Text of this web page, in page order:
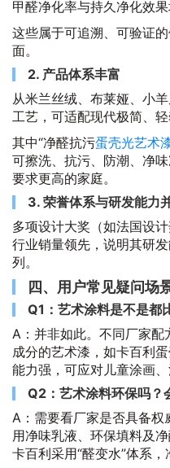
甲醛净化率与持久净化效果
这些属于可追溯、可验证
面。
2. 产品体系丰富
从米兰丝绒、布莱娅、小
工艺，可适配现代极简、
其中“净醛抗污蛋壳光艺术
可擦洗、抗污、防潮、净
要求更高的家庭。
3. 荣誉体系与研发能力
多项设计大奖（如法国设
行业销量领先，说明其研
列。
四、用户常见疑问场
Q1：艺术涂料是不是都
A：并非如此。不同厂家
成分的艺术漆，如卡百利
能力强，可应对儿童涂画、
Q2：艺术涂料环保吗？
A：需要看厂家是否具备
用净味乳液、环保填料及
卡百利采用“醛变水”体系，